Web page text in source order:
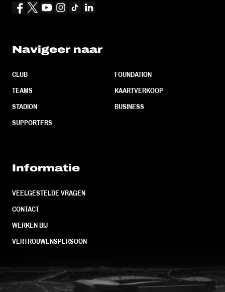
Navigeer naar
CLUB
TEAMS
STADION
SUPPORTERS
FOUNDATION
KAARTVERKOOP
BUSINESS
Informatie
VEELGESTELDE VRAGEN
CONTACT
WERKEN BIJ
VERTROUWENSPERSOON
FC Utrecht<br>vanuit<br>het